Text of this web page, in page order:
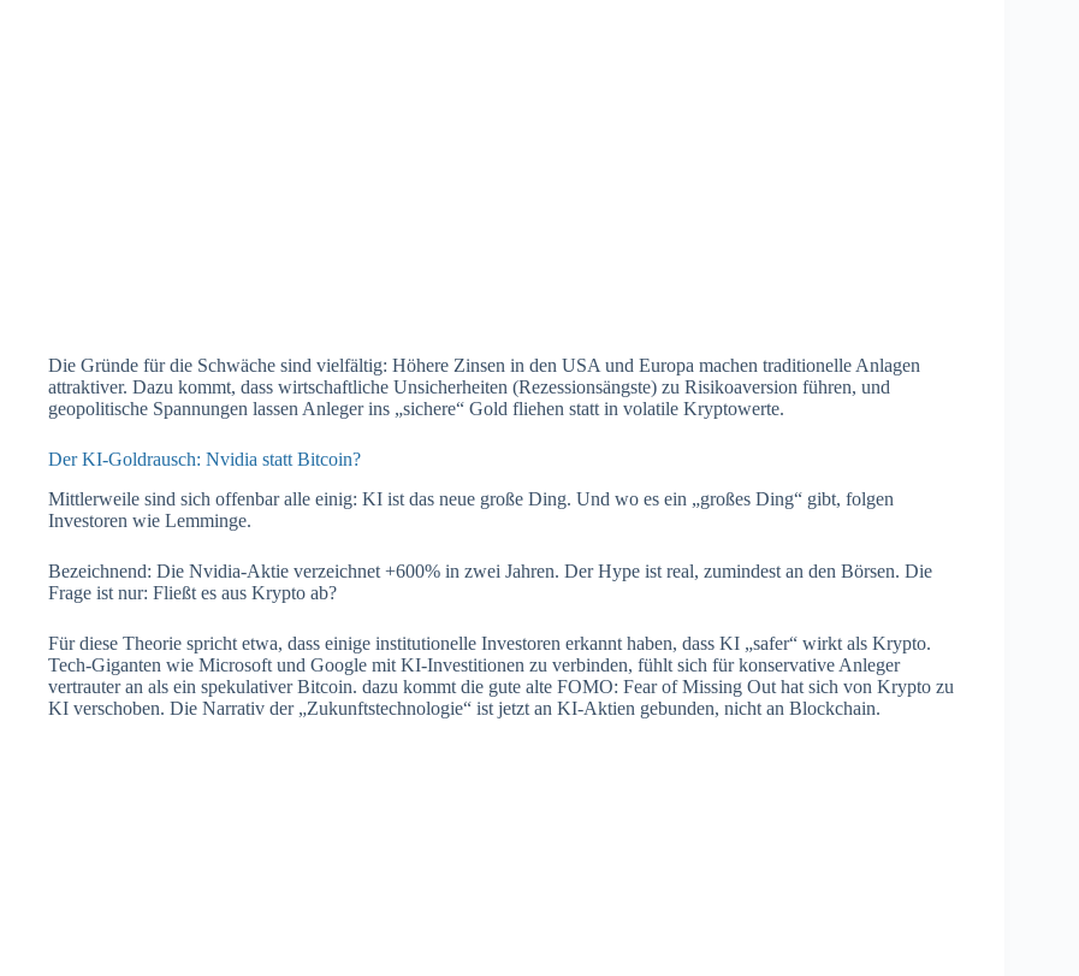
Die Gründe für die Schwäche sind vielfältig: Höhere Zinsen in den USA und Europa machen traditionelle Anlagen
attraktiver. Dazu kommt, dass wirtschaftliche Unsicherheiten (Rezessionsängste) zu Risikoaversion führen, und
geopolitische Spannungen lassen Anleger ins „sichere“ Gold fliehen statt in volatile Kryptowerte.
Der KI-Goldrausch: Nvidia statt Bitcoin?
Mittlerweile sind sich offenbar alle einig: KI ist das neue große Ding. Und wo es ein „großes Ding“ gibt, folgen
Investoren wie Lemminge.
Bezeichnend: Die Nvidia-Aktie verzeichnet +600% in zwei Jahren. Der Hype ist real, zumindest an den Börsen. Die
Frage ist nur: Fließt es aus Krypto ab?
Für diese Theorie spricht etwa, dass einige institutionelle Investoren erkannt haben, dass KI „safer“ wirkt als Krypto.
Tech-Giganten wie Microsoft und Google mit KI-Investitionen zu verbinden, fühlt sich für konservative Anleger
vertrauter an als ein spekulativer Bitcoin. dazu kommt die gute alte FOMO: Fear of Missing Out hat sich von Krypto zu
KI verschoben. Die Narrativ der „Zukunftstechnologie“ ist jetzt an KI-Aktien gebunden, nicht an Blockchain.